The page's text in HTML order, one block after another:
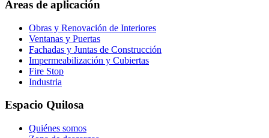
Áreas de aplicación
Obras y Renovación de Interiores
Ventanas y Puertas
Fachadas y Juntas de Construcción
Impermeabilización y Cubiertas
Fire Stop
Industria
Espacio Quilosa
Quiénes somos